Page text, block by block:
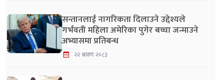
सन्तानलाई नागरिकता दिलाउने उद्देश्यले
गर्भवती महिला अमेरिका पुगेर बच्चा जन्माउने
अभ्यासमा प्रतिबन्ध
२२ श्रावण २०८३